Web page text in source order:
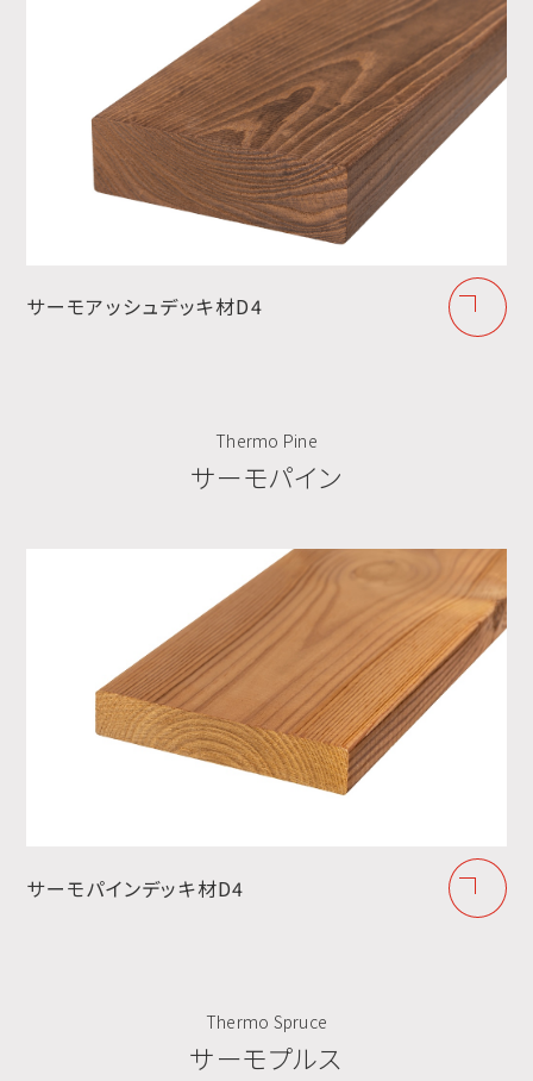
サーモアッシュデッキ材D4
Thermo Pine
サーモパイン
サーモパインデッキ材D4
Thermo Spruce
サーモプルス